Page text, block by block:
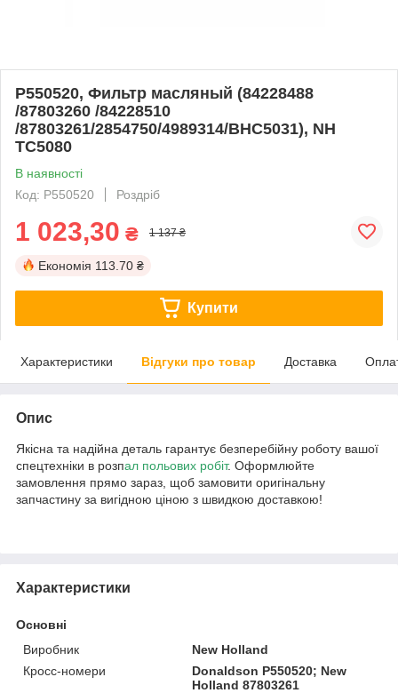
P550520, Фильтр масляный (84228488
/87803260 /84228510
/87803261/2854750/4989314/BHC5031), NH
TC5080
В наявності
Код: P550520
Роздріб
1 023,30 ₴ 1 137 ₴
Економія 113.70 ₴
Купити
Характеристики Відгуки про товар Доставка
Опис
Якісна та надійна деталь гарантує безперебійну роботу вашої
спецтехніки в розпал польових робіт. Оформлюйте
замовлення прямо зараз, щоб замовити оригінальну
запчастину за вигідною ціною з швидкою доставкою!
Характеристики
Основні
Виробник
New Holland
Кросс-номери
Donaldson P550520; New
Holland 87803261